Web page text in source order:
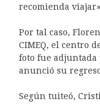
recomienda
Por tal caso,
CIMEQ, el centro
foto fue adjuntada
anunció su
Según tuiteó,